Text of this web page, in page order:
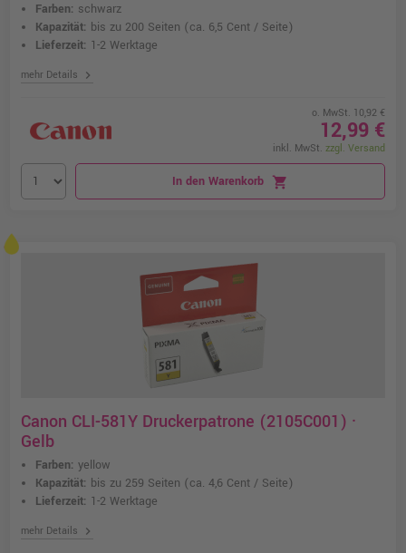
Farben: schwarz
Kapazität: bis zu 200 Seiten (ca. 6,5 Cent / Seite)
Lieferzeit: 1-2 Werktage
mehr Details chevron_right
o. MwSt. 10,92 €
12,99 €
inkl. MwSt. zzgl. Versand
In den Warenkorb shopping_cart
Canon CLI-581Y Druckerpatrone (2105C001) ·
Gelb
Farben: yellow
Kapazität: bis zu 259 Seiten (ca. 4,6 Cent / Seite)
Lieferzeit: 1-2 Werktage
mehr Details chevron_right